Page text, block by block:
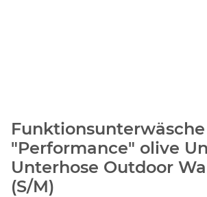
Funktionsunterwäsche
"Performance" olive
Unterhose Outdoor
(S/M)